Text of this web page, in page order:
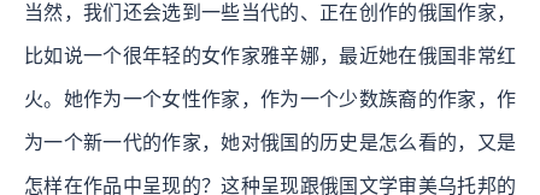
当然，我们还会选到一些当代的、正在创作的俄国作家，
比如说一个很年轻的女作家雅辛娜，最近她在俄国非常红
火。她作为一个女性作家，作为一个少数族裔的作家，作
为一个新一代的作家，她对俄国的历史是怎么看的，又是
怎样在作品中呈现的？这种呈现跟俄国文学审美乌托邦的